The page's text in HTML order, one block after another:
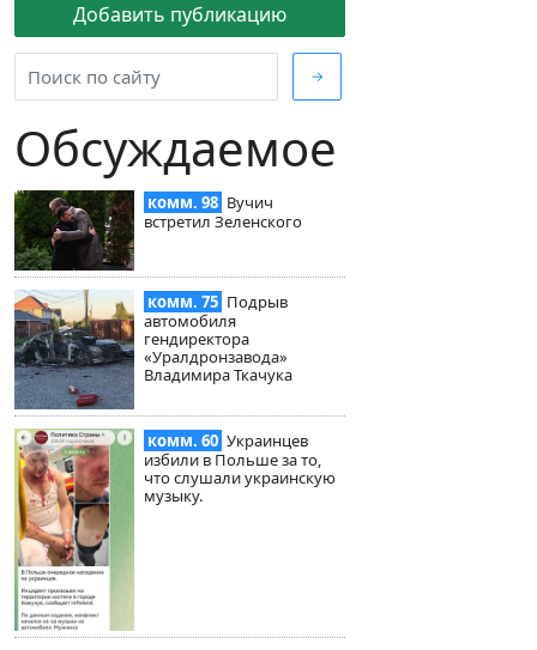
Добавить публикацию
→
Обсуждаемое
комм. 98 Вучич
встретил Зеленского
комм. 75 Подрыв
автомобиля
гендиректора
«Уралдронзавода»
Владимира Ткачука
комм. 60 Украинцев
избили в Польше за то,
что слушали украинскую
музыку.